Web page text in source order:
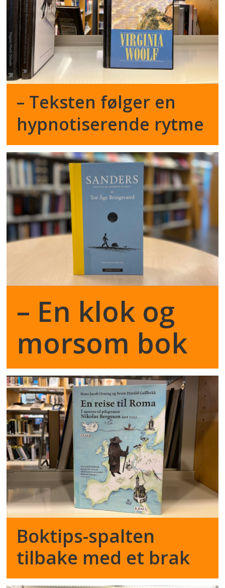
– Teksten følger en
hypnotiserende rytme
– En klok og
morsom bok
Boktips-spalten
tilbake med et brak